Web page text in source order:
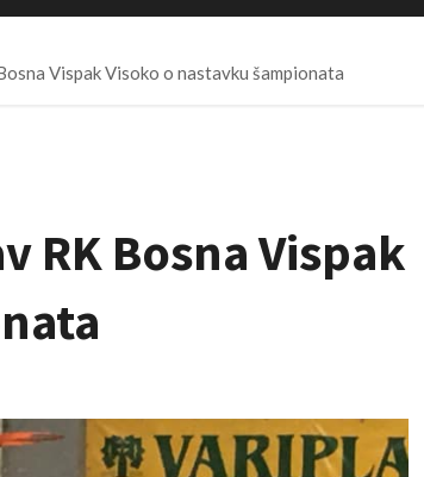
Vispak Visoko o nastavku šampionata
RK Bosna Vispak